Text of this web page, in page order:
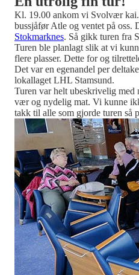
Kl. 19.00 ankom vi Svolvær
bussjåfør Atle og ventet på oss.
Stokmarknes. Så gikk turen fra
Turen ble planlagt slik at vi
flere plasser. Dette for og
Det var en egenandel per
lokallaget LHL Stamsund.
Turen var helt ubeskrivelig
vær og nydelig mat. Vi kunne
takk til alle som gjorde turen så